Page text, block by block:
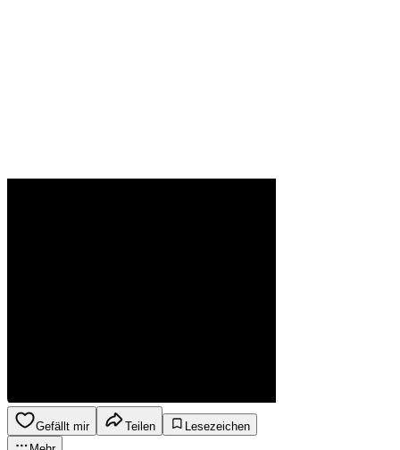
Gefällt mir Teilen
Lesezeichen